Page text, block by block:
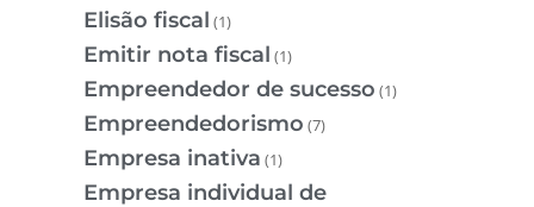
Elisão fiscal (1)
Emitir nota fiscal (1)
Empreendedor de sucesso (1)
Empreendedorismo (7)
Empresa inativa (1)
Empresa individual de